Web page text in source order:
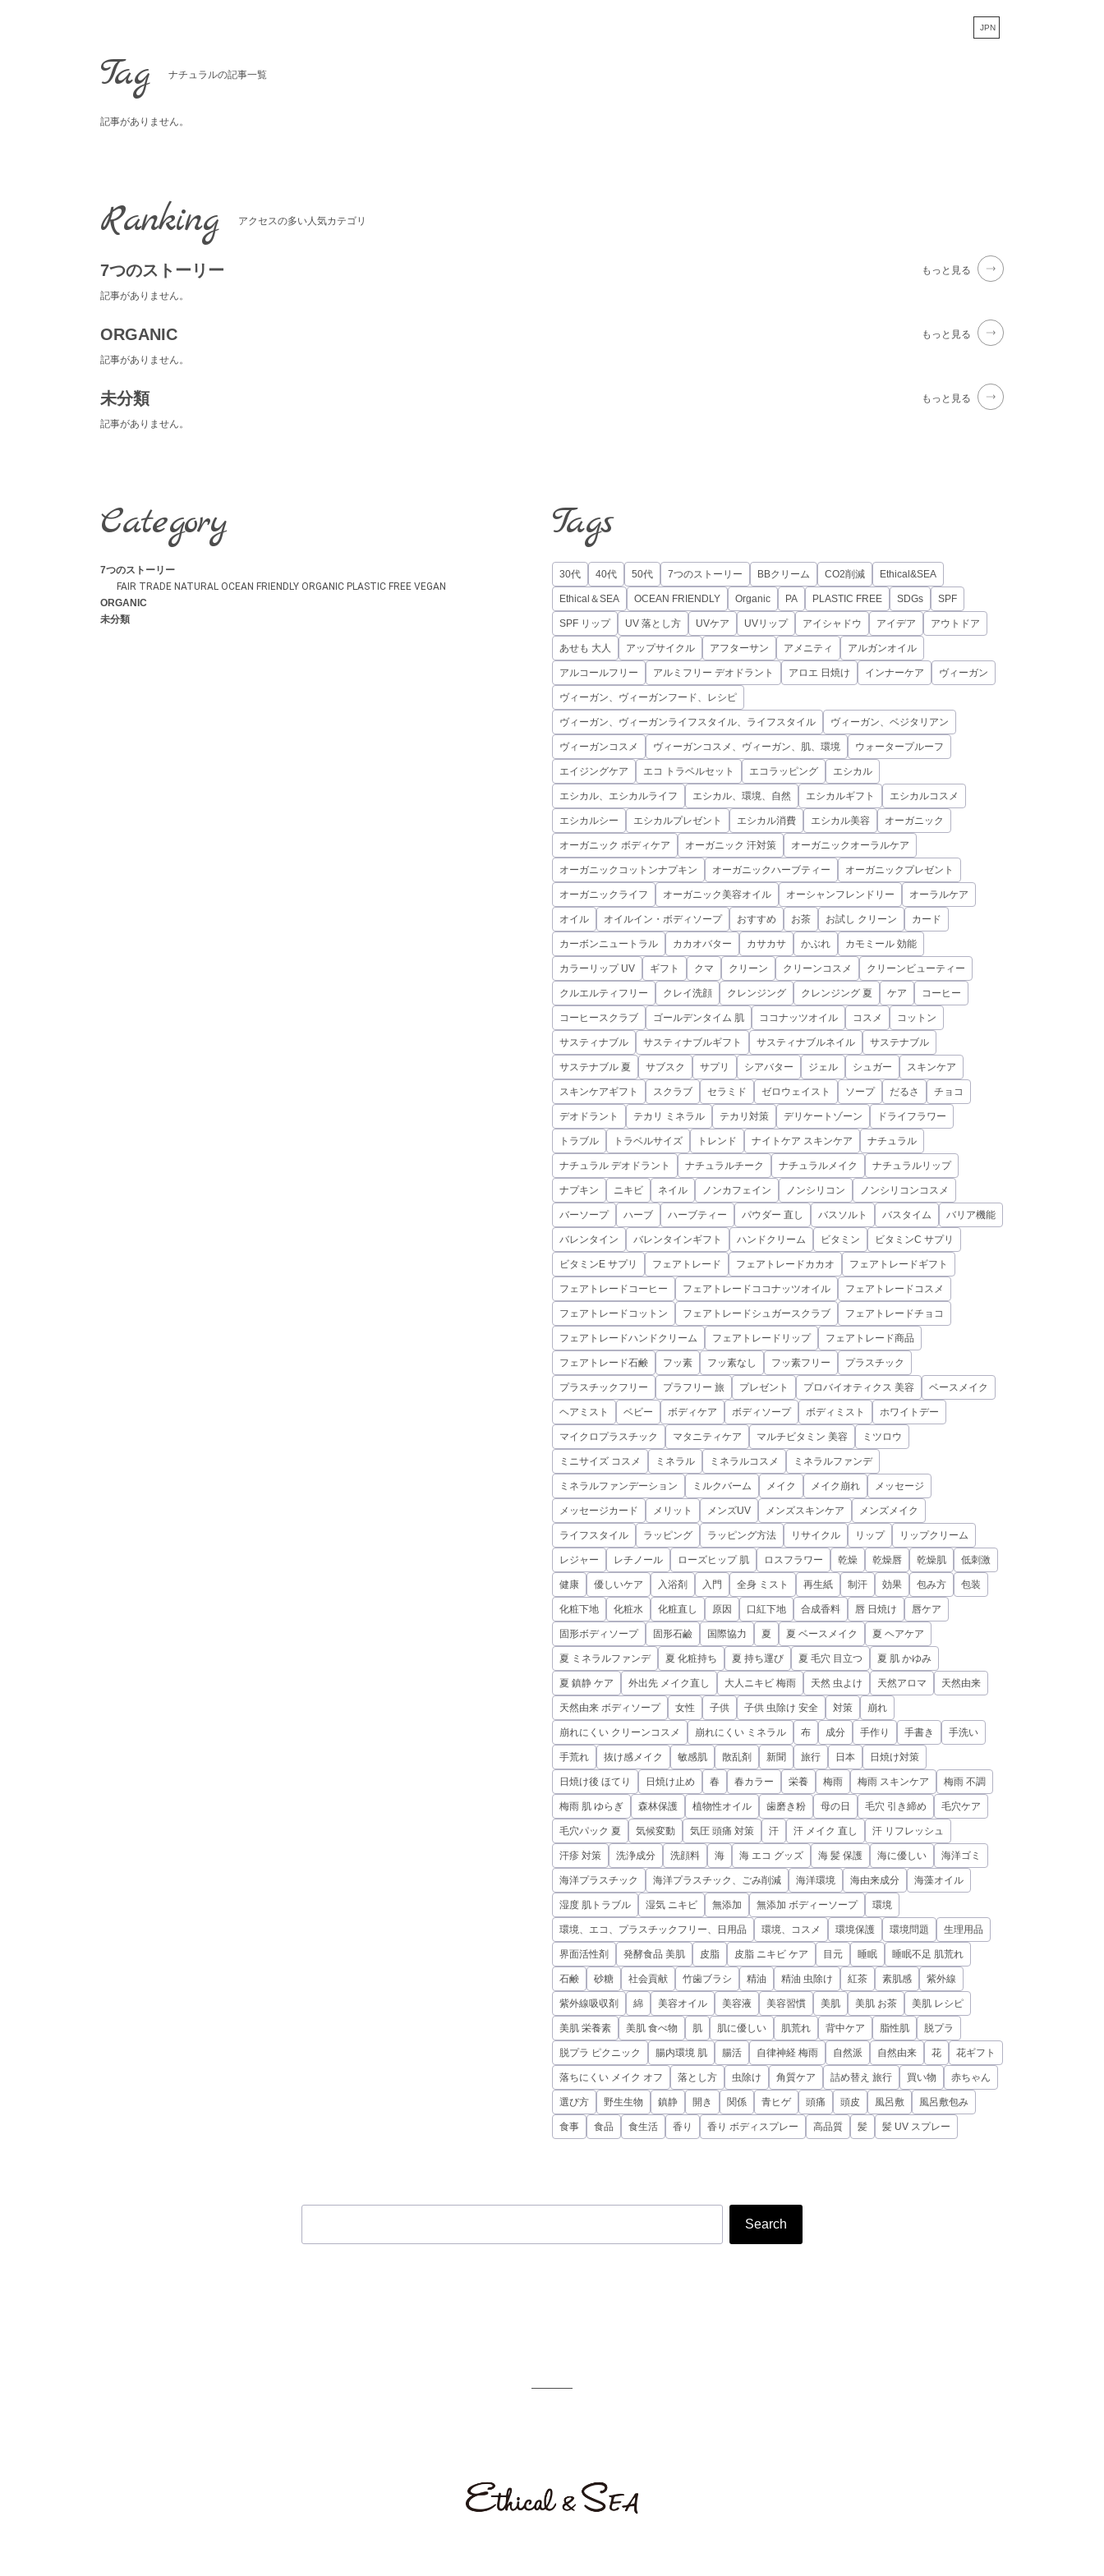
JPN
Tag ナチュラルの記事一覧
記事がありません。
Ranking アクセスの多い人気カテゴリ
7つのストーリー もっと見る
記事がありません。
ORGANIC もっと見る
記事がありません。
未分類 もっと見る
記事がありません。
Category
7つのストーリー
FAIR TRADE NATURAL OCEAN FRIENDLY ORGANIC PLASTIC FREE VEGAN
ORGANIC
未分類
Tags
30代 40代 50代 7つのストーリー BBクリーム CO2削減 Ethical&SEA
Ethical＆SEA OCEAN FRIENDLY Organic PA PLASTIC FREE SDGs SPF
SPF リップ UV 落とし方 UVケア UVリップ アイシャドウ アイデア アウトドア
あせも 大人 アップサイクル アフターサン アメニティ アルガンオイル
アルコールフリー アルミフリー デオドラント アロエ 日焼け インナーケア ヴィーガン
ヴィーガン、ヴィーガンフード、レシピ
ヴィーガン、ヴィーガンライフスタイル、ライフスタイル ヴィーガン、ベジタリアン
ヴィーガンコスメ ヴィーガンコスメ、ヴィーガン、肌、環境 ウォータープルーフ
エイジングケア エコ トラベルセット エコラッピング エシカル
エシカル、エシカルライフ エシカル、環境、自然 エシカルギフト エシカルコスメ
エシカルシー エシカルプレゼント エシカル消費 エシカル美容 オーガニック
オーガニック ボディケア オーガニック 汗対策 オーガニックオーラルケア
オーガニックコットンナプキン オーガニックハーブティー オーガニックプレゼント
オーガニックライフ オーガニック美容オイル オーシャンフレンドリー オーラルケア
オイル オイルイン・ボディソープ おすすめ お茶 お試し クリーン カード
カーボンニュートラル カカオバター カサカサ かぶれ カモミール 効能
カラーリップ UV ギフト クマ クリーン クリーンコスメ クリーンビューティー
クルエルティフリー クレイ洗顔 クレンジング クレンジング 夏 ケア コーヒー
コーヒースクラブ ゴールデンタイム 肌 ココナッツオイル コスメ コットン
サスティナブル サスティナブルギフト サスティナブルネイル サステナブル
サステナブル 夏 サブスク サプリ シアバター ジェル シュガー スキンケア
スキンケアギフト スクラブ セラミド ゼロウェイスト ソープ だるさ チョコ
デオドラント テカリ ミネラル テカリ対策 デリケートゾーン ドライフラワー
トラブル トラベルサイズ トレンド ナイトケア スキンケア ナチュラル
ナチュラル デオドラント ナチュラルチーク ナチュラルメイク ナチュラルリップ
ナプキン ニキビ ネイル ノンカフェイン ノンシリコン ノンシリコンコスメ
バーソープ ハーブ ハーブティー パウダー 直し バスソルト バスタイム バリア機能
バレンタイン バレンタインギフト ハンドクリーム ビタミン ビタミンC サプリ
ビタミンE サプリ フェアトレード フェアトレードカカオ フェアトレードギフト
フェアトレードコーヒー フェアトレードココナッツオイル フェアトレードコスメ
フェアトレードコットン フェアトレードシュガースクラブ フェアトレードチョコ
フェアトレードハンドクリーム フェアトレードリップ フェアトレード商品
フェアトレード石鹸 フッ素 フッ素なし フッ素フリー プラスチック
プラスチックフリー プラフリー 旅 プレゼント プロバイオティクス 美容 ベースメイク
ヘアミスト ベビー ボディケア ボディソープ ボディミスト ホワイトデー
マイクロプラスチック マタニティケア マルチビタミン 美容 ミツロウ
ミニサイズ コスメ ミネラル ミネラルコスメ ミネラルファンデ
ミネラルファンデーション ミルクバーム メイク メイク崩れ メッセージ
メッセージカード メリット メンズUV メンズスキンケア メンズメイク
ライフスタイル ラッピング ラッピング方法 リサイクル リップ リップクリーム
レジャー レチノール ローズヒップ 肌 ロスフラワー 乾燥 乾燥唇 乾燥肌 低刺激
健康 優しいケア 入浴剤 入門 全身 ミスト 再生紙 制汗 効果 包み方 包装
化粧下地 化粧水 化粧直し 原因 口紅下地 合成香料 唇 日焼け 唇ケア
固形ボディソープ 固形石鹼 国際協力 夏 夏 ベースメイク 夏 ヘアケア
夏 ミネラルファンデ 夏 化粧持ち 夏 持ち運び 夏 毛穴 目立つ 夏 肌 かゆみ
夏 鎮静 ケア 外出先 メイク直し 大人ニキビ 梅雨 天然 虫よけ 天然アロマ 天然由来
天然由来 ボディソープ 女性 子供 子供 虫除け 安全 対策 崩れ
崩れにくい クリーンコスメ 崩れにくい ミネラル 布 成分 手作り 手書き 手洗い
手荒れ 抜け感メイク 敏感肌 散乱剤 新聞 旅行 日本 日焼け対策
日焼け後 ほてり 日焼け止め 春 春カラー 栄養 梅雨 梅雨 スキンケア 梅雨 不調
梅雨 肌 ゆらぎ 森林保護 植物性オイル 歯磨き粉 母の日 毛穴 引き締め 毛穴ケア
毛穴パック 夏 気候変動 気圧 頭痛 対策 汗 汗 メイク 直し 汗 リフレッシュ
汗疹 対策 洗浄成分 洗顔料 海 海 エコ グッズ 海 髪 保護 海に優しい 海洋ゴミ
海洋プラスチック 海洋プラスチック、ごみ削減 海洋環境 海由来成分 海藻オイル
湿度 肌トラブル 湿気 ニキビ 無添加 無添加 ボディーソープ 環境
環境、エコ、プラスチックフリー、日用品 環境、コスメ 環境保護 環境問題 生理用品
界面活性剤 発酵食品 美肌 皮脂 皮脂 ニキビ ケア 目元 睡眠 睡眠不足 肌荒れ
石鹸 砂糖 社会貢献 竹歯ブラシ 精油 精油 虫除け 紅茶 素肌感 紫外線
紫外線吸収剤 綿 美容オイル 美容液 美容習慣 美肌 美肌 お茶 美肌 レシピ
美肌 栄養素 美肌 食べ物 肌 肌に優しい 肌荒れ 背中ケア 脂性肌 脱プラ
脱プラ ピクニック 腸内環境 肌 腸活 自律神経 梅雨 自然派 自然由来 花 花ギフト
落ちにくい メイク オフ 落とし方 虫除け 角質ケア 詰め替え 旅行 買い物 赤ちゃん
選び方 野生生物 鎮静 開き 関係 青ヒゲ 頭痛 頭皮 風呂敷 風呂敷包み
食事 食品 食生活 香り 香り ボディスプレー 高品質 髪 髪 UV スプレー